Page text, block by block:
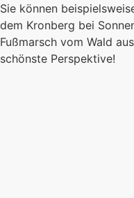
Sie können
dem Kronberg bei
Fußmarsch vom Wald
schönste Perspektive!